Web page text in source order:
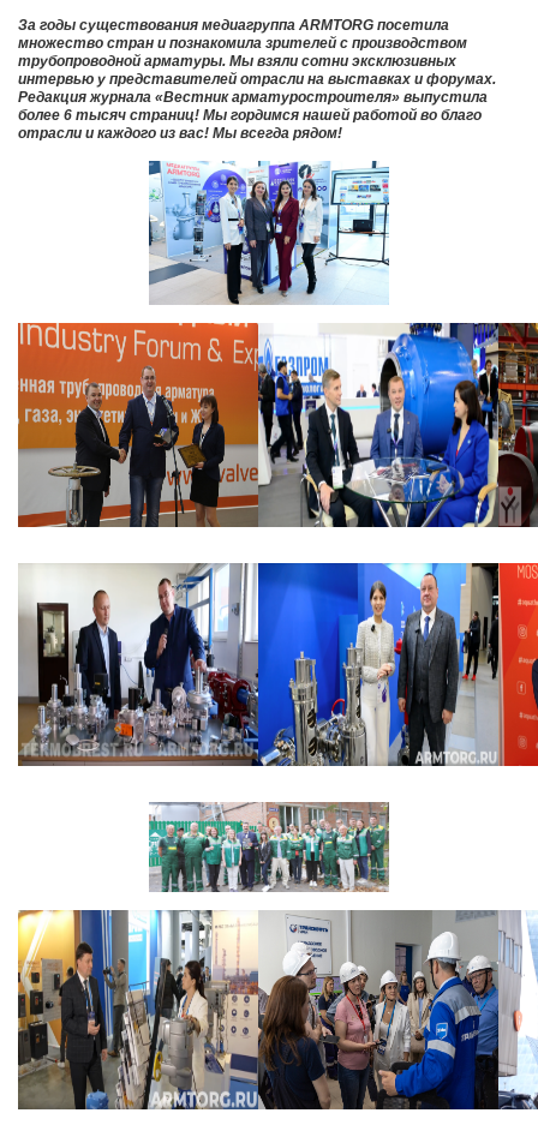
За годы существования медиагруппа ARMTORG посетила
множество стран и познакомила зрителей с производством
трубопроводной арматуры. Мы взяли сотни эксклюзивных
интервью у представителей отрасли на выставках и форумах.
Редакция журнала «Вестник арматуростроителя» выпустила
более 6 тысяч страниц! Мы гордимся нашей работой во благо
отрасли и каждого из вас! Мы всегда рядом!